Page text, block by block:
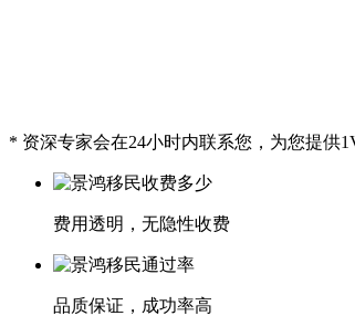
* 资深专家会在24小时内联系您，为您提供
费用透明，无隐性收费
品质保证，成功率高